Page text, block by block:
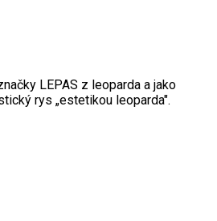
LEPAS z leoparda a jako
rys „estetikou leoparda".